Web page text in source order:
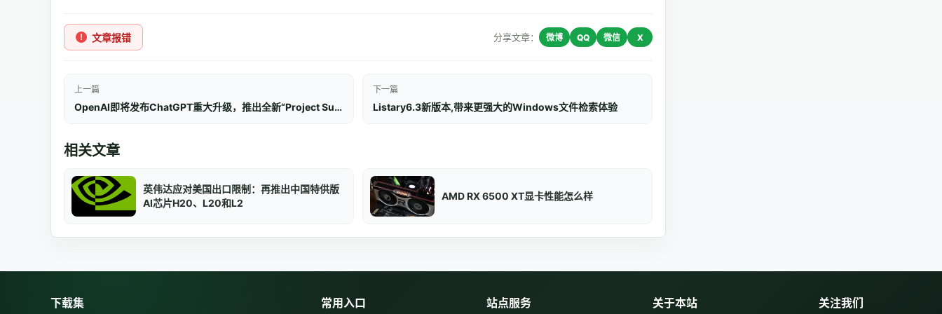
文章报错 分享文章： 微博 QQ 微信 X
上一篇
OpenAI即将发布ChatGPT重大升级，推出全新“Project Sunshine”功能
下一篇
Listary6.3新版本,带来更强大的Windows文件检索体验
相关文章
英伟达应对美国出口限制：再推出中国特供版
AI芯片H20、L20和L2
AMD RX 6500 XT显卡性能怎么样
下载集 常用入口 站点服务 关于本站 关注我们